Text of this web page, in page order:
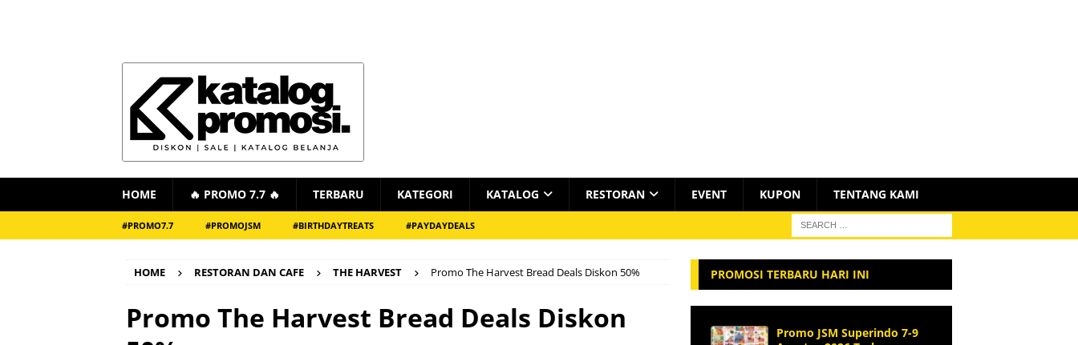
HOME 🔥 PROMO 7.7 🔥 TERBARU KATEGORI KATALOG RESTORAN EVENT KUPON TENTANG KAMI
#PROMO7.7 #PROMOJSM #BIRTHDAYTREATS #PAYDAYDEALS
HOME RESTORAN DAN CAFE THE HARVEST Promo The Harvest Bread Deals Diskon 50%
Promo The Harvest Bread Deals Diskon
PROMOSI TERBARU HARI INI
Promo JSM Superindo 7-9